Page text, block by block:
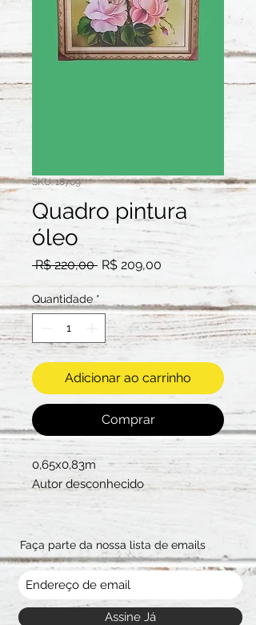
SKU: 18709
Quadro pintura
óleo
R$ 220,00 Preço
normal
R$ 209,00
Quantidade *
Adicionar ao carrinho
Comprar
0,65x0,83m
Autor desconhecido
Faça parte da nossa lista de emails
Assine Já